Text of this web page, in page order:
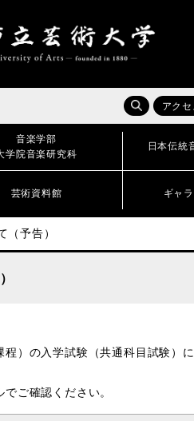
アクセ
音楽学部
学院音楽研究科
日本伝統
芸術資料館 ギャ
予告）
）の入学試験（共通科目試験）
ご確認ください。